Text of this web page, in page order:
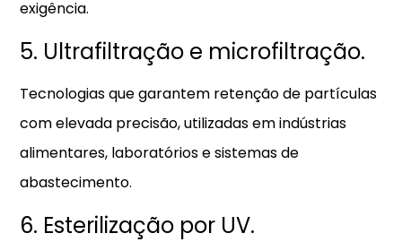
exigência.
5. Ultrafiltração e microfiltração.
Tecnologias que garantem retenção de partículas
com elevada precisão, utilizadas em indústrias
alimentares, laboratórios e sistemas de
abastecimento.
6. Esterilização por UV.